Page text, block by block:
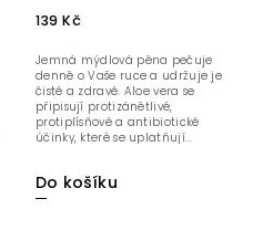
139 Kč
Do košíku
Jemná mýdlová pěna pečuje
denně o Vaše ruce a udržuje je
čisté a zdravé. Aloe vera se
připisují protizánětlivé,
protiplísňové a antibiotické
účinky, které se uplatňují...